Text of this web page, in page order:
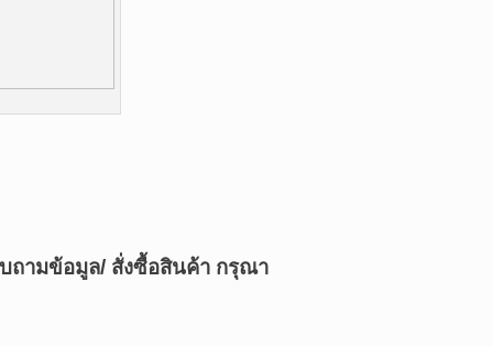
ถามข้อมูล/ สั่งซื้อสินค้า กรุณา